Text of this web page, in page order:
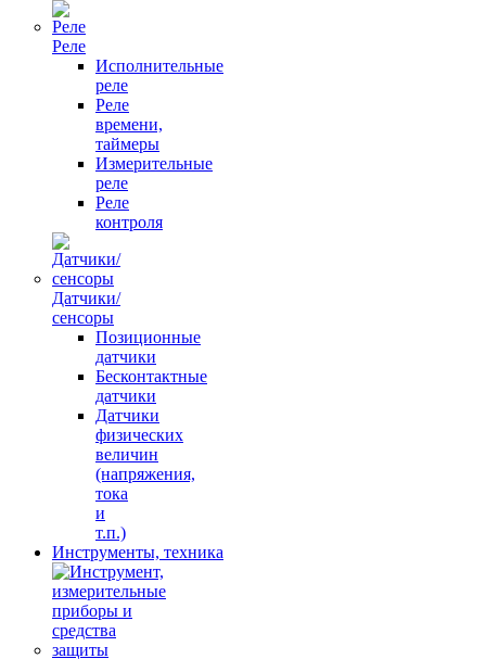
Реле
Исполнительные
реле
Реле
времени,
таймеры
Измерительные
реле
Реле
контроля
Датчики/
сенсоры
Позиционные
датчики
Бесконтактные
датчики
Датчики
физических
величин
(напряжения,
тока
и
т.п.)
Инструменты, техника